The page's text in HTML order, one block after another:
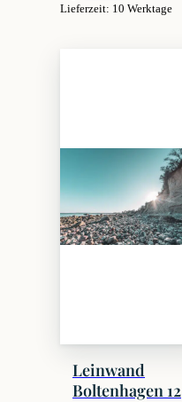
Lieferzeit: 10 Werktage
Optionen
der
Produktseite
gewählt
werden
Leinwand
Boltenhagen 12